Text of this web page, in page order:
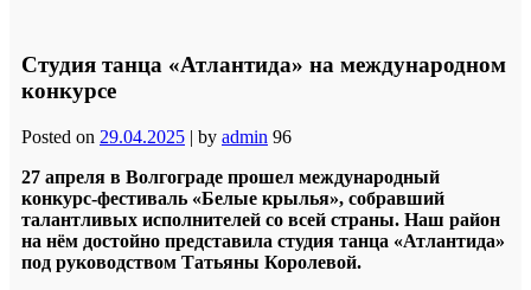
Студия танца «Атлантида» на международном
конкурсе
Posted on 29.04.2025 | by admin 96
27 апреля в Волгограде прошел международный
конкурс-фестиваль «Белые крылья», собравший
талантливых исполнителей со всей страны. Наш район
на нём достойно представила студия танца «Атлантида»
под руководством Татьяны Королевой.